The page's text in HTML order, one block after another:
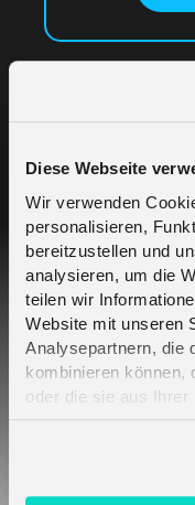
Diese Webseite
Wir verwenden
personalisieren,
bereitzustellen und
analysieren, um die
teilen wir
Website mit unseren
Analysepartnern, die
kombinieren können,
oder die sie aus
Introducing the
How do I pay